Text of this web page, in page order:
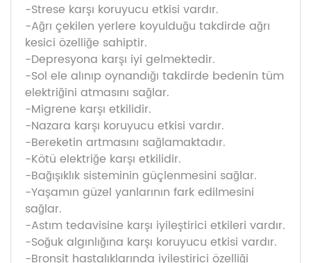
-Strese karşı koruyucu etkisi vardır.
-Ağrı çekilen yerlere koyulduğu takdirde ağrı
kesici özelliğe sahiptir.
-Depresyona karşı iyi gelmektedir.
-Sol ele alınıp oynandığı takdirde bedenin tüm
elektriğini atmasını sağlar.
-Migrene karşı etkilidir.
-Nazara karşı koruyucu etkisi vardır.
-Bereketin artmasını sağlamaktadır.
-Kötü elektriğe karşı etkilidir.
-Bağışıklık sisteminin güçlenmesini sağlar.
-Yaşamın güzel yanlarının fark edilmesini
sağlar.
-Astım tedavisine karşı iyileştirici etkileri vardır.
-Soğuk algınlığına karşı koruyucu etkisi vardır.
-Bronşit hastalıklarında iyileştirici özelliği